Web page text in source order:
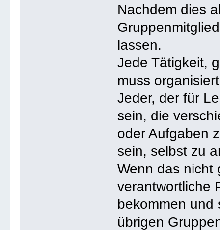
Nachdem dies
lassen.
Jede Tätigkeit,
muss
Jeder, der für
sein, die
oder Aufgaben
sein, selbst zu
Wenn das nicht
verantwortliche
bekommen und
übrigen